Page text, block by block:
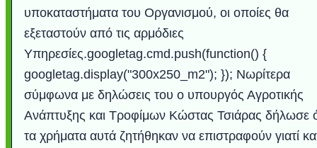
υποκαταστήματα του Οργανισμού, οι οποίες θα
εξεταστούν από τις αρμόδιες
Υπηρεσίες.googletag.cmd.push(function() {
googletag.display("300x250_m2"); }); Νωρίτερα
σύμφωνα με δηλώσεις του ο υπουργός Αγροτικής
Ανάπτυξης και Τροφίμων Κώστας Τσιάρας δήλωσε
τα χρήματα αυτά ζητήθηκαν να επιστραφούν γιατί